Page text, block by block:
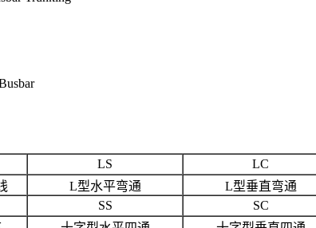
LS LC
L型水平弯通 L型垂直弯通
SS SC